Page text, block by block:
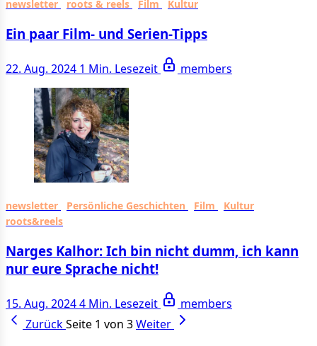
newsletter roots & reels Film Kultur
Ein paar Film- und Serien-Tipps
22. Aug. 2024 1 Min. Lesezeit members
newsletter Persönliche Geschichten Film
Kultur
roots&reels
Narges Kalhor: Ich bin nicht dumm, ich kann
nur eure Sprache nicht!
15. Aug. 20244 Min. Lesezeit
members
ZurückSeite 1 von 3Weiter